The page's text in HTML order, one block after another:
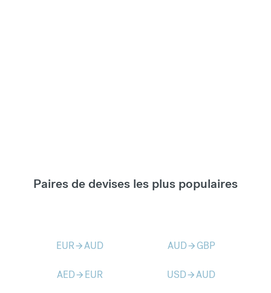
Paires de devises les plus populaires
EURarrow_forwardAUD AUDarrow_forward GBP
AEDarrow_forward EUR USDarrow_forwardAUD